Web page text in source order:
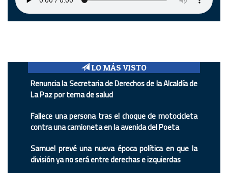
LO MÁS VISTO
Renuncia la Secretaria de Derechos de la Alcaldía de
La Paz por tema de salud
Fallece una persona tras el choque de motocicleta
contra una camioneta en la avenida del Poeta
Samuel prevé una nueva época política en que la
división ya no será entre derechas e izquierdas